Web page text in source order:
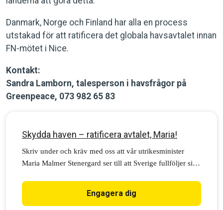
Danmark, Norge och Finland har alla en process
utstakad för att ratificera det globala havsavtalet innan
FN-mötet i Nice.
Kontakt:
Sandra Lamborn, talesperson i havsfrågor på
Greenpeace, 073 982 65 83
Skydda haven – ratificera avtalet, Maria!
Skriv under och kräv med oss att vår utrikesminister
Maria Malmer Stenergard ser till att Sverige fullföljer sitt
Engagera dig